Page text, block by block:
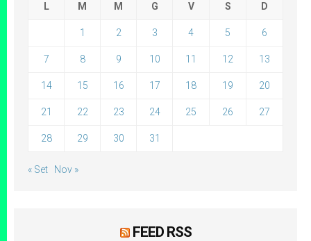
L M M G V S D
1 2 3 4 5 6
7 8 9 10 11 12 13
14 15 16 17 18 19 20
21 22 23 24 25 26 27
28 29 30 31
« Set Nov »
FEED RSS